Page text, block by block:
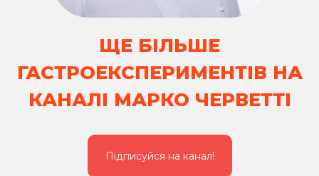
ЩЕ БІЛЬШЕ
ГАСТРОЕКСПЕРИМЕНТІВ НА
КАНАЛІ МАРКО ЧЕРВЕТТІ
Підписуйся на канал!